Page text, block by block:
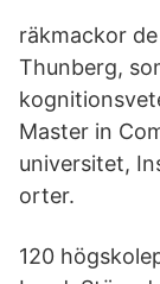
räkmackor
Thunberg,
Master in
universitet,
orter.
120